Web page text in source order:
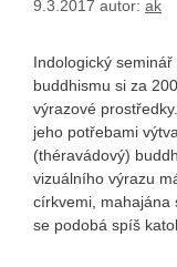
9.3.2017 autor: ak
Indologický
buddhismu si za
výrazové
jeho potřebami
(théravádový)
vizuálního výrazu
církvemi, mahajána
se podobá spíš